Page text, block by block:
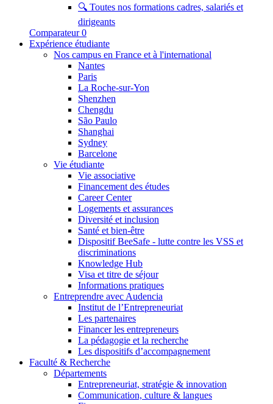
🔍 Toutes nos formations cadres, salariés et
dirigeants
Comparateur 0
Expérience étudiante
Nos campus en France et à l'international
Nantes
Paris
La Roche-sur-Yon
Shenzhen
Chengdu
São Paulo
Shanghai
Sydney
Barcelone
Vie étudiante
Vie associative
Financement des études
Career Center
Logements et assurances
Diversité et inclusion
Santé et bien-être
Dispositif BeeSafe - lutte contre les VSS et
discriminations
Knowledge Hub
Visa et titre de séjour
Informations pratiques
Entreprendre avec Audencia
Institut de l’Entrepreneuriat
Les partenaires
Financer les entrepreneurs
La pédagogie et la recherche
Les dispositifs d’accompagnement
Faculté & Recherche
Départements
Entrepreneuriat, stratégie & innovation
Communication, culture & langues